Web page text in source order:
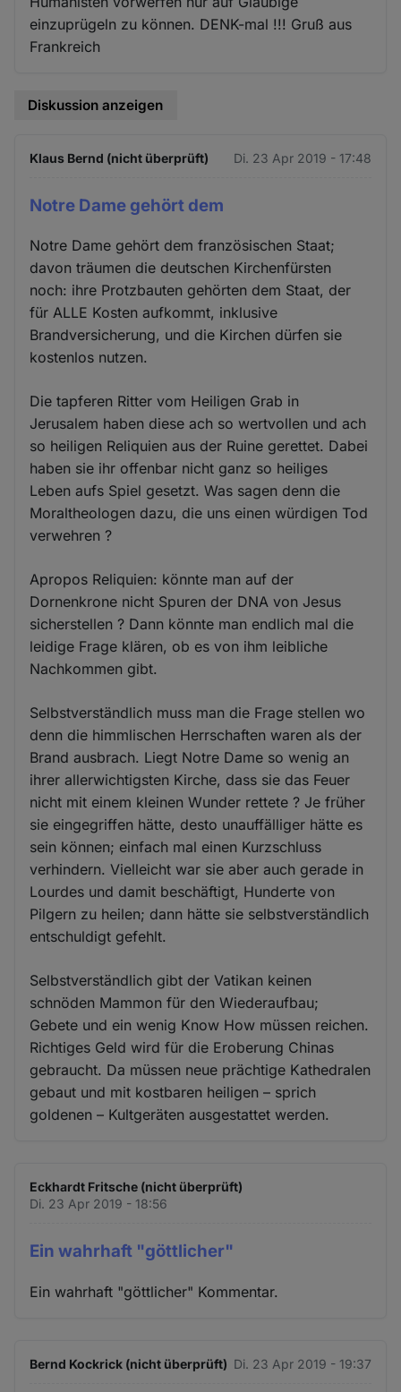
einzuprügeln zu können. DENK-mal !!! Gruß aus
Frankreich
Diskussion anzeigen
Klaus Bernd (nicht überprüft) Di. 23 Apr 2019 - 17:48
Notre Dame gehört dem
Notre Dame gehört dem französischen Staat;
davon träumen die deutschen Kirchenfürsten
noch: ihre Protzbauten gehörten dem Staat, der
für ALLE Kosten aufkommt, inklusive
Brandversicherung, und die Kirchen dürfen sie
kostenlos nutzen.
Die tapferen Ritter vom Heiligen Grab in
Jerusalem haben diese ach so wertvollen und ach
so heiligen Reliquien aus der Ruine gerettet. Dabei
haben sie ihr offenbar nicht ganz so heiliges
Leben aufs Spiel gesetzt. Was sagen denn die
Moraltheologen dazu, die uns einen würdigen Tod
verwehren ?
Apropos Reliquien: könnte man auf der
Dornenkrone nicht Spuren der DNA von Jesus
sicherstellen ? Dann könnte man endlich mal die
leidige Frage klären, ob es von ihm leibliche
Nachkommen gibt.
Selbstverständlich muss man die Frage stellen wo
denn die himmlischen Herrschaften waren als der
Brand ausbrach. Liegt Notre Dame so wenig an
ihrer allerwichtigsten Kirche, dass sie das Feuer
nicht mit einem kleinen Wunder rettete ? Je früher
sie eingegriffen hätte, desto unauffälliger hätte es
sein können; einfach mal einen Kurzschluss
verhindern. Vielleicht war sie aber auch gerade in
Lourdes und damit beschäftigt, Hunderte von
Pilgern zu heilen; dann hätte sie selbstverständlich
entschuldigt gefehlt.
Selbstverständlich gibt der Vatikan keinen
schnöden Mammon für den Wiederaufbau;
Gebete und ein wenig Know How müssen reichen.
Richtiges Geld wird für die Eroberung Chinas
gebraucht. Da müssen neue prächtige Kathedralen
gebaut und mit kostbaren heiligen – sprich
goldenen – Kultgeräten ausgestattet werden.
Eckhardt Fritsche (nicht überprüft)
Di. 23 Apr 2019 - 18:56
Ein wahrhaft "göttlicher"
Ein wahrhaft "göttlicher" Kommentar.
Bernd Kockrick (nicht überprüft) Di. 23 Apr 2019 - 19:37